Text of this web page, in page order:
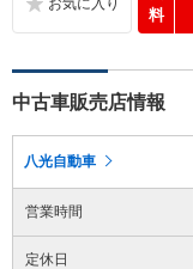
料
中古車販売店情報
八光自動車
営業時間
定休日